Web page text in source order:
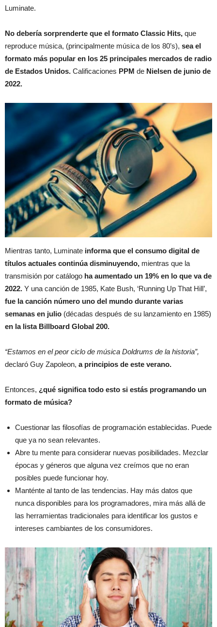
Luminate.
No debería sorprenderte que el formato Classic Hits, que
reproduce música, (principalmente música de los 80’s), sea el
formato más popular en los 25 principales mercados de radio
de Estados Unidos. Calificaciones PPM de Nielsen de junio de
2022.
Mientras tanto, Luminate informa que el consumo digital de
títulos actuales continúa disminuyendo, mientras que la
transmisión por catálogo ha aumentado un 19% en lo que va de
2022. Y una canción de 1985, Kate Bush, ‘Running Up That Hill’,
fue la canción número uno del mundo durante varias
semanas en julio (décadas después de su lanzamiento en 1985)
en la lista Billboard Global 200.
“Estamos en el peor ciclo de música Doldrums de la historia”,
declaró Guy Zapoleon, a principios de este verano.
Entonces, ¿qué significa todo esto si estás programando un
formato de música?
Cuestionar las filosofías de programación establecidas. Puede
que ya no sean relevantes.
Abre tu mente para considerar nuevas posibilidades. Mezclar
épocas y géneros que alguna vez creímos que no eran
posibles puede funcionar hoy.
Manténte al tanto de las tendencias. Hay más datos que
nunca disponibles para los programadores, mira más allá de
las herramientas tradicionales para identificar los gustos e
intereses cambiantes de los consumidores.